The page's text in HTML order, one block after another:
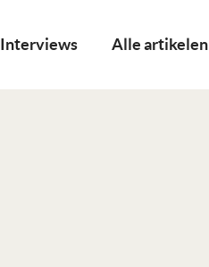
Interviews Alle artikelen